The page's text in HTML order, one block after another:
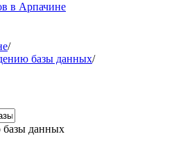
в Арпачине
/
базы данных/
базы данных